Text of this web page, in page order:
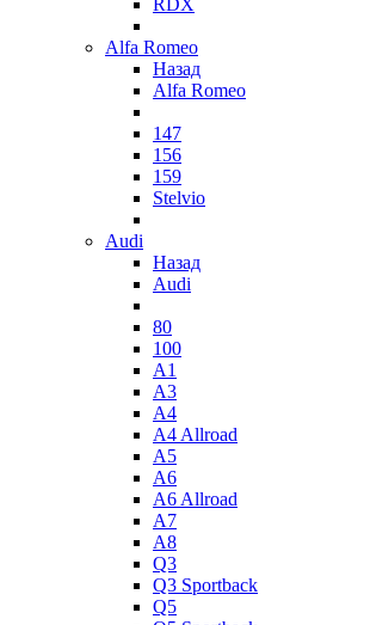
RDX
Alfa Romeo
Назад
Alfa Romeo
147
156
159
Stelvio
Audi
Назад
Audi
80
100
A1
A3
A4
A4 Allroad
A5
A6
A6 Allroad
A7
A8
Q3
Q3 Sportback
Q5